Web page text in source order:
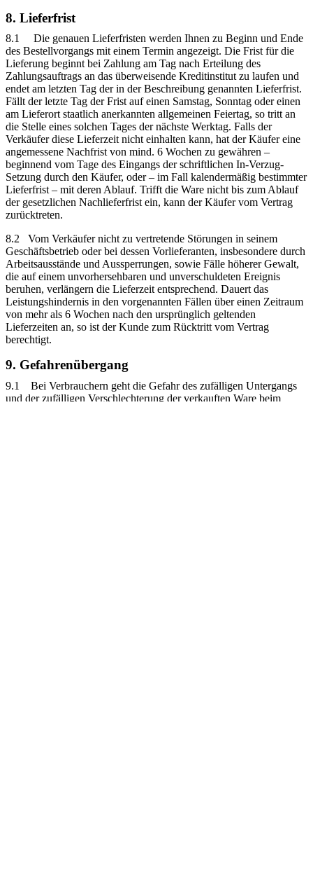
8. Lieferfrist
8.1 Die genauen Lieferfristen werden Ihnen zu Beginn und Ende
des Bestellvorgangs mit einem Termin angezeigt. Die Frist für die
Lieferung beginnt bei Zahlung am Tag nach Erteilung des
Zahlungsauftrags an das überweisende Kreditinstitut zu laufen und
endet am letzten Tag der in der Beschreibung genannten Lieferfrist.
Fällt der letzte Tag der Frist auf einen Samstag, Sonntag oder einen
am Lieferort staatlich anerkannten allgemeinen Feiertag, so tritt an
die Stelle eines solchen Tages der nächste Werktag. Falls der
Verkäufer diese Lieferzeit nicht einhalten kann, hat der Käufer eine
angemessene Nachfrist von mind. 6 Wochen zu gewähren –
beginnend vom Tage des Eingangs der schriftlichen In-Verzug-
Setzung durch den Käufer, oder – im Fall kalendermäßig bestimmter
Lieferfrist – mit deren Ablauf. Trifft die Ware nicht bis zum Ablauf
der gesetzlichen Nachlieferfrist ein, kann der Käufer vom Vertrag
zurücktreten.
8.2 Vom Verkäufer nicht zu vertretende Störungen in seinem
Geschäftsbetrieb oder bei dessen Vorlieferanten, insbesondere durch
Arbeitsausstände und Aussperrungen, sowie Fälle höherer Gewalt,
die auf einem unvorhersehbaren und unverschuldeten Ereignis
beruhen, verlängern die Lieferzeit entsprechend. Dauert das
Leistungshindernis in den vorgenannten Fällen über einen Zeitraum
von mehr als 6 Wochen nach den ursprünglich geltenden
Lieferzeiten an, so ist der Kunde zum Rücktritt vom Vertrag
berechtigt.
9. Gefahrenübergang
9.1 Bei Verbrauchern geht die Gefahr des zufälligen Untergangs
und der zufälligen Verschlechterung der verkauften Ware beim